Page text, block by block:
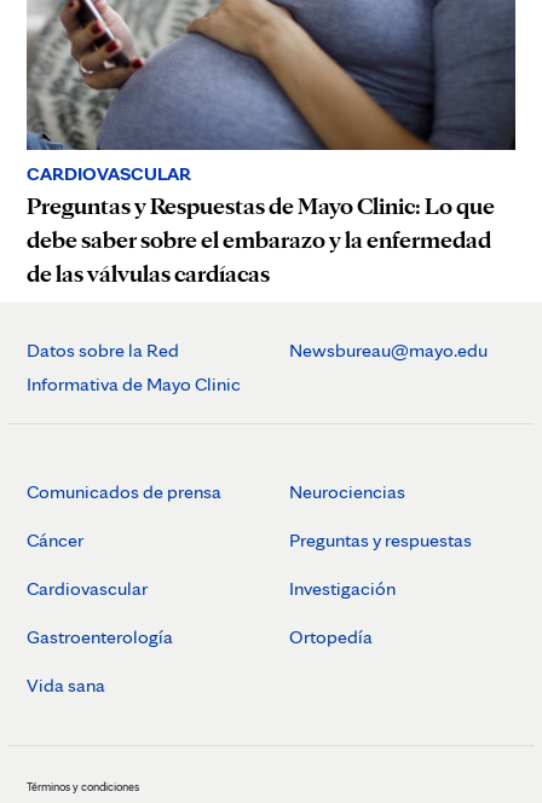
CARDIOVASCULAR
Preguntas y Respuestas de Mayo Clinic: Lo que
debe saber sobre el embarazo y la enfermedad
de las válvulas cardíacas
Datos sobre la Red
Informativa de Mayo Clinic
Newsbureau@mayo.edu
Comunicados de prensa
Cáncer
Cardiovascular
Gastroenterología
Vida sana
Neurociencias
Preguntas y respuestas
Investigación
Ortopedía
Términos y condiciones